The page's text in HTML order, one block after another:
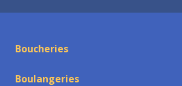
Boucheries
Boulangeries